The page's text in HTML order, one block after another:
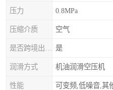
压力 0.8MPa
压缩介质 空气
是
润滑方式 机油润滑空压机
性能 可变频,低噪音,其